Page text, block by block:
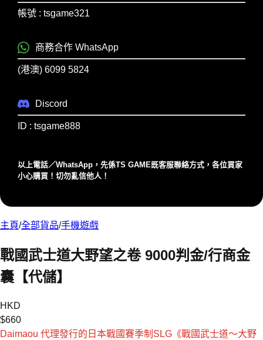
帳號 : tsgame321
商務合作 WhatsApp
(港澳) 6099 5824
Discord
ID : tsgame888
以上電話／WhatsApp，先係TS GAME既客服聯絡⽅式，各位買家
⼩⼼購買！切勿亂信他⼈！
主頁/全部貨品/手機遊戲
戰國武士道大野望之卷 9000判金/行商金
囊【代儲】
HKD
$660
Daimaou 代理發行的日本戰國賽季制SLG《戰國武士道〜大野